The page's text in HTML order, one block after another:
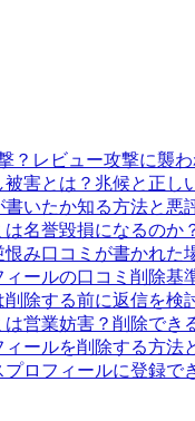
？レビュー攻撃に襲
被害とは？兆候と正し
書いたか知る方法と悪
は名誉毀損になるのか
恨み口コミが書かれた
ィールの口コミ削除基
除する前に返信を検
は営業妨害？削除でき
ールを削除する方法
プロフィールに登録で